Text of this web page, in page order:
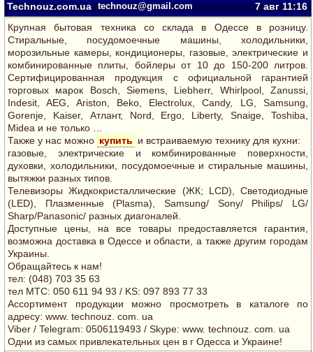
Technouz.com.ua technouz@gmail.com 7 авг11:16
Крупная бытовая техника со склада в Одессе в розницу.
Cтиральные, посудомоечные машины, холодильники,
морозильные камеры, кондиционеры, газовые, электрические и
комбинированные плиты, бойлеры от 10 до 150-200 литров.
Сертифицированная продукция с официальной гарантией
торговых марок Bosch, Siemens, Liebherr, Whirlpool, Zanussi,
Indesit, AEG, Ariston, Beko, Electrolux, Candy, LG, Samsung,
Gorenje, Kaiser, Атлант, Nord, Ergo, Liberty, Snaige, Toshiba,
Midea и не только …
Также у нас можно купить и встраиваемую технику для кухни:
газовые, электрические и комбинированные поверхности,
духовки, холодильники, посудомоечные и стиральные машины,
вытяжки разных типов.
Телевизоры Жидкокристаллические (ЖК; LCD), Светодиодные
(LED), Плазменные (Plasma), Samsung/ Sony/ Philips/ LG/
Sharp/Panasonic/ разных диагоналей.
Доступные цены, на все товары предоставляется гарантия,
возможна доставка в Одессе и области, а также другим городам
Украины.
Обращайтесь к нам!
тел: (048) 703 35 63
тел MTC: 050 611 94 93 / KS: 097 893 77 33
Ассортимент продукции можно просмотреть в каталоге по
адресу: www. technouz. com. ua
Viber / Telegram: 0506119493 / Skype: www. technouz. com. ua
Одни из самых привлекательных цен в г Одесса и Украине!